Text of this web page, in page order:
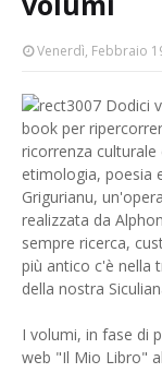
Venerdì, Febbraio
Dodici
book per
ricorrenza
etimologia, poesia
Grigurianu,
realizzata da
sempre ricerca,
più antico c'è nella
della nostra
I volumi, in fase di
web "Il Mio Libro"